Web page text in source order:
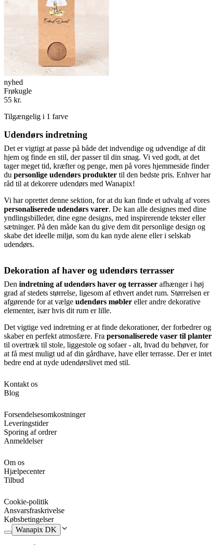
nyhed
Frøkugle
55 kr.
Tilgængelig i 1 farve
Udendørs indretning
Det er vigtigt at passe på både det indvendige og udvendige af dit
hjem og finde en stil, der passer til din smag. Vi ved godt, at det
tager meget tid, kræfter og penge, men på vores hjemmeside finder
du personlige udendørs produkter til den bedste pris. Enhver har
råd til at dekorere udendørs med Wanapix!
Vi har oprettet denne sektion, for at du kan finde et udvalg af vores
personaliserede udendørs varer. De kan alle designes med dine
yndlingsbilleder, dine egne designs, med inspirerende tekster eller
sætninger. På den måde kan du give dem dit personlige design og
skabe det ideelle miljø, som du kan nyde alene eller i selskab
udendørs.
Dekoration af haver og udendørs terrasser
Den indretning af udendørs haver og terrasser afhænger i høj
grad af stedets størrelse, ligesom af ethvert andet rum. Størrelsen er
afgørende for at vælge udendørs møbler eller andre dekorative
elementer, især hvis dit rum er lille.
Det vigtige ved indretning er at finde dekorationer, der forbedrer og
skaber en perfekt atmosfære. Fra personaliserede vaser til planter
til overtræk til stole, liggestole og sofaer - alt, hvad du behøver, for
at få mest muligt ud af din gårdhave, have eller terrasse. Der er intet
bedre end at nyde udendørslivet med stil.
Kontakt os
Blog
Forsendelsesomkostninger
Leveringstider
Sporing af ordrer
Anmeldelser
Om os
Hjælpecenter
Tilbud
Cookie-politik
Ansvarsfraskrivelse
Købsbetingelser
Wanapix DK